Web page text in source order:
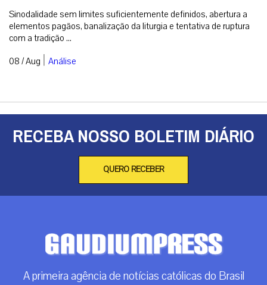
Sinodalidade sem limites suficientemente definidos, abertura a
elementos pagãos, banalização da liturgia e tentativa de ruptura
com a tradição ...
08 / Aug | Análise
RECEBA NOSSO BOLETIM DIÁRIO
QUERO RECEBER
A primeira agência de notícias católicas do Brasil